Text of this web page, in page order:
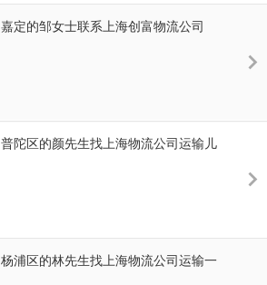
嘉定的邹女士联系上海创富物流公司
普陀区的颜先生找上海物流公司运输儿
杨浦区的林先生找上海物流公司运输一